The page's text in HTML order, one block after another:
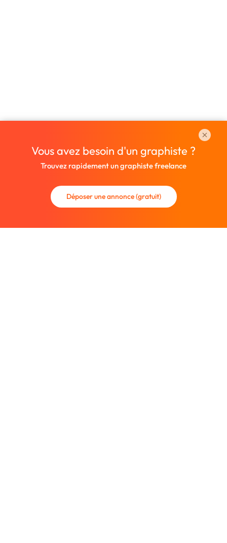
Vous avez besoin d'un graphiste ?
Trouvez rapidement un graphiste freelance
Déposer une annonce (gratuit)